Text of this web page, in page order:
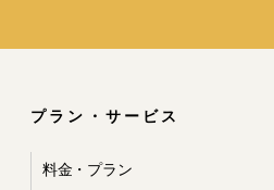
報の利
プラン・サービス
料金・プラン